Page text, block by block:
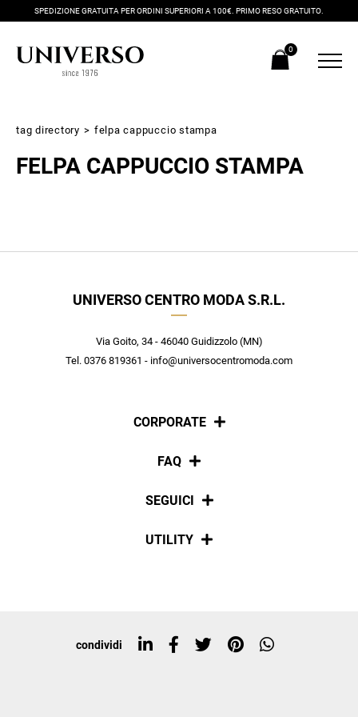
SPEDIZIONE GRATUITA PER ORDINI SUPERIORI A 100€. PRIMO RESO GRATUITO.
0
tag directory > felpa cappuccio stampa
FELPA CAPPUCCIO STAMPA
UNIVERSO CENTRO MODA S.R.L.
Via Goito, 34 - 46040 Guidizzolo (MN)
Tel. 0376 819361 - info@universocentromoda.com
CORPORATE
Chi siamo
FAQ
Pagamenti
SEGUICI
Social
UTILITY
Top ricerche
condividi
Ricevi subito il tuo promocode con lo sconto del 20% su tutti i
nuovi arrivi utilizzabile anche in negozio!
scopri in anteprima le offerte in esclusiva a te riservate.